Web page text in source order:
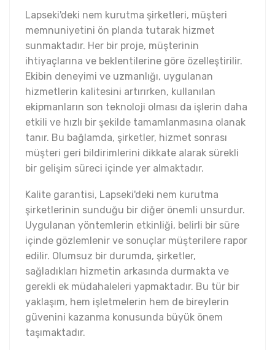
Lapseki'deki nem kurutma şirketleri, müşteri
memnuniyetini ön planda tutarak hizmet
sunmaktadır. Her bir proje, müşterinin
ihtiyaçlarına ve beklentilerine göre özelleştirilir.
Ekibin deneyimi ve uzmanlığı, uygulanan
hizmetlerin kalitesini artırırken, kullanılan
ekipmanların son teknoloji olması da işlerin daha
etkili ve hızlı bir şekilde tamamlanmasına olanak
tanır. Bu bağlamda, şirketler, hizmet sonrası
müşteri geri bildirimlerini dikkate alarak sürekli
bir gelişim süreci içinde yer almaktadır.
Kalite garantisi, Lapseki'deki nem kurutma
şirketlerinin sunduğu bir diğer önemli unsurdur.
Uygulanan yöntemlerin etkinliği, belirli bir süre
içinde gözlemlenir ve sonuçlar müşterilere rapor
edilir. Olumsuz bir durumda, şirketler,
sağladıkları hizmetin arkasında durmakta ve
gerekli ek müdahaleleri yapmaktadır. Bu tür bir
yaklaşım, hem işletmelerin hem de bireylerin
güvenini kazanma konusunda büyük önem
taşımaktadır.